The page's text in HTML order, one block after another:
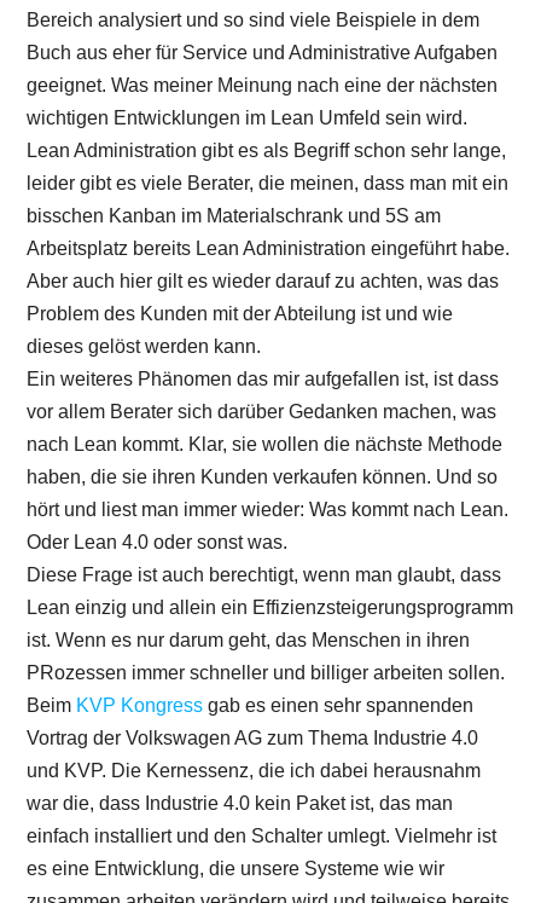
Bereich analysiert und so sind viele Beispiele in dem
Buch aus eher für Service und Administrative Aufgaben
geeignet. Was meiner Meinung nach eine der nächsten
wichtigen Entwicklungen im Lean Umfeld sein wird.
Lean Administration gibt es als Begriff schon sehr lange,
leider gibt es viele Berater, die meinen, dass man mit ein
bisschen Kanban im Materialschrank und 5S am
Arbeitsplatz bereits Lean Administration eingeführt habe.
Aber auch hier gilt es wieder darauf zu achten, was das
Problem des Kunden mit der Abteilung ist und wie
dieses gelöst werden kann.
Ein weiteres Phänomen das mir aufgefallen ist, ist dass
vor allem Berater sich darüber Gedanken machen, was
nach Lean kommt. Klar, sie wollen die nächste Methode
haben, die sie ihren Kunden verkaufen können. Und so
hört und liest man immer wieder: Was kommt nach Lean.
Oder Lean 4.0 oder sonst was.
Diese Frage ist auch berechtigt, wenn man glaubt, dass
Lean einzig und allein ein Effizienzsteigerungsprogramm
ist. Wenn es nur darum geht, das Menschen in ihren
PRozessen immer schneller und billiger arbeiten sollen.
Beim KVP Kongress gab es einen sehr spannenden
Vortrag der Volkswagen AG zum Thema Industrie 4.0
und KVP. Die Kernessenz, die ich dabei herausnahm
war die, dass Industrie 4.0 kein Paket ist, das man
einfach installiert und den Schalter umlegt. Vielmehr ist
es eine Entwicklung, die unsere Systeme wie wir